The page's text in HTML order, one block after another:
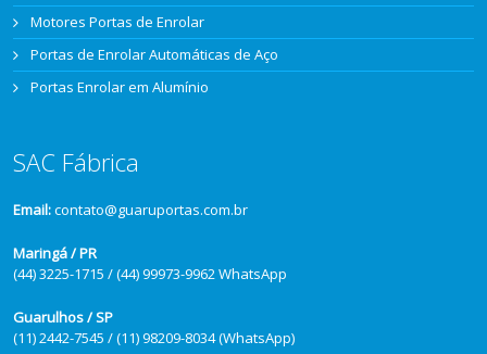
Motores Portas de Enrolar
Portas de Enrolar Automáticas de Aço
Portas Enrolar em Alumínio
SAC Fábrica
Email:contato@guaruportas.com.br
Maringá / PR
(44) 3225-1715 / (44) 99973-9962 WhatsApp
Guarulhos / SP
(11) 2442-7545 / (11) 98209-8034 (WhatsApp)